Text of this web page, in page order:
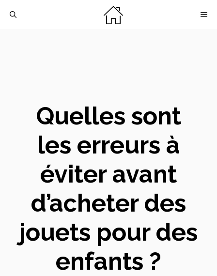
Quelles sont
les erreurs à
éviter avant
d’acheter des
jouets pour des
enfants ?